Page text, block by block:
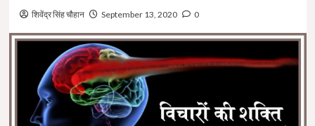
शिवेंद्र सिंह चौहान September 13, 2020 0